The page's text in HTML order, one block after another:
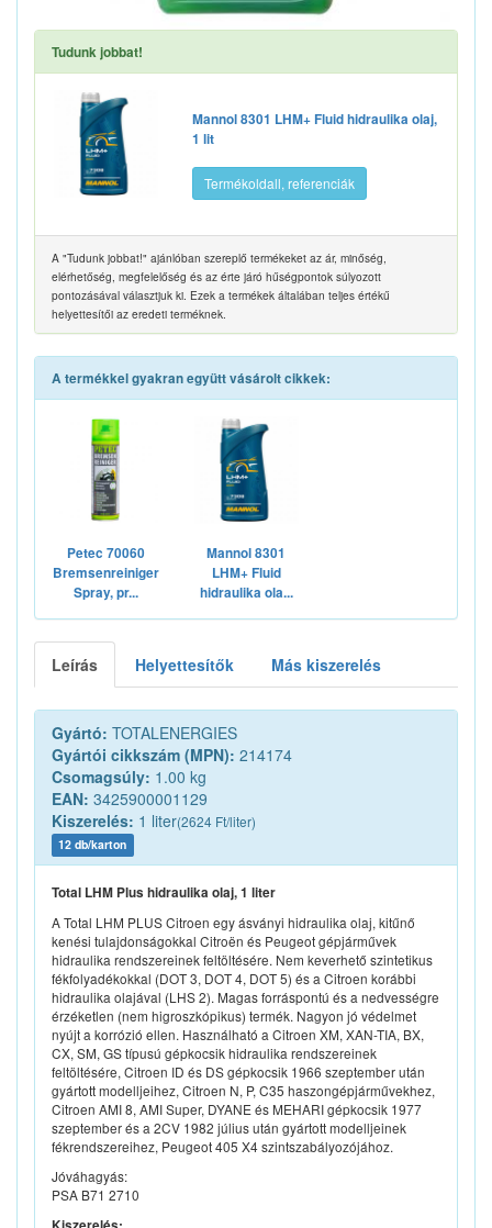
Tudunk jobbat!
Mannol 8301 LHM+ Fluid hidraulika olaj,
1 lit
Termékoldall, referenciák
A "Tudunk jobbat!" ajánlóban szereplő termékeket az ár, minőség,
elérhetőség, megfelelőség és az érte járó hűségpontok súlyozott
pontozásával választjuk ki. Ezek a termékek általában teljes értékű
helyettesítői az eredeti terméknek.
A termékkel gyakran együtt vásárolt cikkek:
Petec 70060
Bremsenreiniger
Spray, pr...
Mannol 8301
LHM+ Fluid
hidraulika ola...
Leírás Helyettesítők Más kiszerelés
Gyártó: TOTALENERGIES
Gyártói cikkszám (MPN): 214174
Csomagsúly: 1.00 kg
EAN: 3425900001129
Kiszerelés: 1 liter(2624 Ft/liter)
12 db/karton
Total LHM Plus hidraulika olaj, 1 liter
A Total LHM PLUS Citroen egy ásványi hidraulika olaj, kitűnő
kenési tulajdonságokkal Citroën és Peugeot gépjárművek
hidraulika rendszereinek feltöltésére. Nem keverhető szintetikus
fékfolyadékokkal (DOT 3, DOT 4, DOT 5) és a Citroen korábbi
hidraulika olajával (LHS 2). Magas forráspontú és a nedvességre
érzéketlen (nem higroszkópikus) termék. Nagyon jó védelmet
nyújt a korrózió ellen. Használható a Citroen XM, XAN-TIA, BX,
CX, SM, GS típusú gépkocsik hidraulika rendszereinek
feltöltésére, Citroen ID és DS gépkocsik 1966 szeptember után
gyártott modelljeihez, Citroen N, P, C35 haszongépjárművekhez,
Citroen AMI 8, AMI Super, DYANE és MEHARI gépkocsik 1977
szeptember és a 2CV 1982 július után gyártott modelljeinek
fékrendszereihez, Peugeot 405 X4 szintszabályozójához.
Jóváhagyás:
PSA B71 2710